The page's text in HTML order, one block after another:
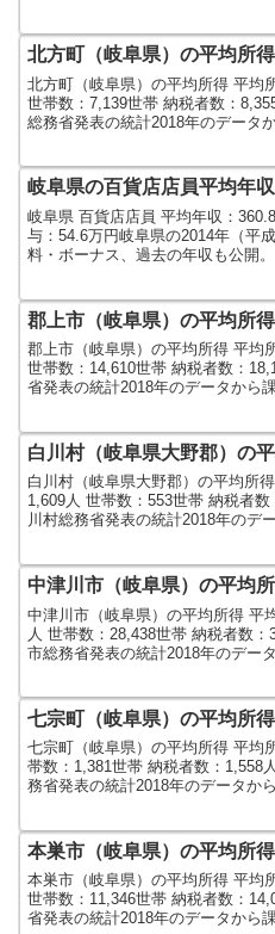
北方町（岐阜県）の平均所得
北方町（岐阜県）の平均所得 平均
世帯数：7,139世帯 納税者数：
総務省発表の統計2018年のデータ
岐阜県の百貨店店員平均年
岐阜県 百貨店店員 平均年収：
与：54.6万円岐阜県の2014年（平
料・ボーナス、過去の年収も公開。
郡上市（岐阜県）の平均所得
郡上市（岐阜県）の平均所得 平均
世帯数：14,610世帯 納税者数：
省発表の統計2018年のデータから
白川村（岐阜県大野郡）の
白川村（岐阜県大野郡）の平均所
1,609人 世帯数：553世帯 納税者
川村総務省発表の統計2018年のデ
中津川市（岐阜県）の平均
中津川市（岐阜県）の平均所得 平
人 世帯数：28,438世帯 納税者数
市総務省発表の統計2018年のデー
七宗町（岐阜県）の平均所得
七宗町（岐阜県）の平均所得 平均
帯数：1,381世帯 納税者数：1,558
務省発表の統計2018年のデータか
本巣市（岐阜県）の平均所得
本巣市（岐阜県）の平均所得 平均
世帯数：11,346世帯 納税者数：
省発表の統計2018年のデータから